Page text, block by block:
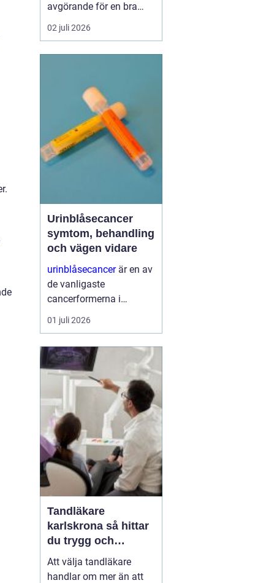
avgörande för en bra
munhälsa på lång sikt.
Många som söker
02 juli 2026
Urinblåsecancer
symtom, behandling
och vägen vidare
urinblåsecancerär en av
de vanligaste
cancerformerna i
urinvägarna, men får
ofta mindre
många andra
cancersjukdomar.
Många drabbade vittnar
om en lång väg till
diagnos och en vardag
som ...
01 juli 2026
Tandläkare
karlskrona så hittar
du trygg och
långsiktig tandvård
Att välja tandläkare
handlar om mer än att